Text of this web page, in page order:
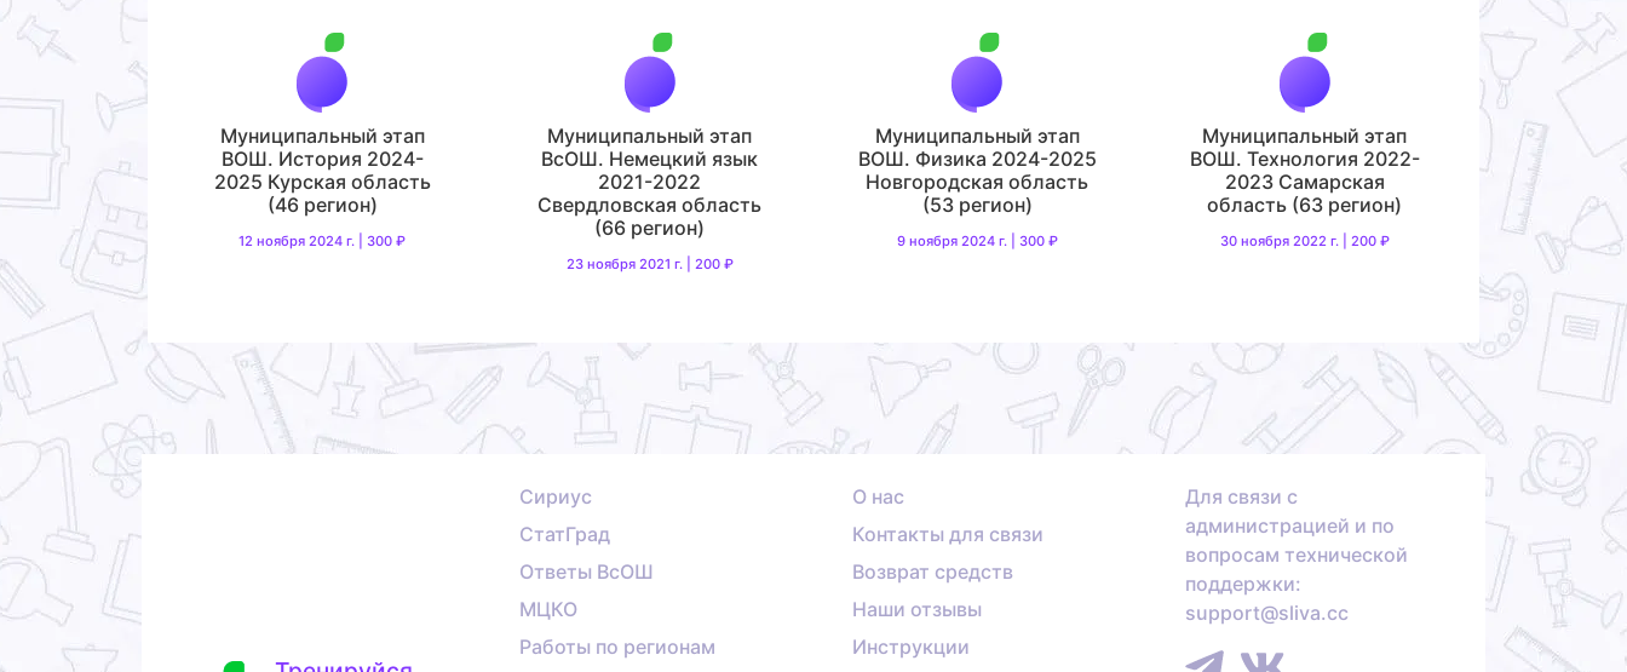
Муниципальный этап
ВОШ. История 2024-
2025 Курская область
(46 регион)
12 ноября 2024 г. | 300 ₽
Муниципальный этап
ВсОШ. Немецкий язык
2021-2022
Свердловская область
(66 регион)
23 ноября 2021 г. | 200 ₽
Муниципальный этап
ВОШ. Физика 2024-2025
Новгородская область
(53 регион)
9 ноября 2024 г. | 300 ₽
Муниципальный этап
ВОШ. Технология 2022-
2023 Самарская
область (63 регион)
30 ноября 2022 г. | 200 ₽
Сириус
СтатГрад
Ответы ВсОШ
МЦКО
Работы по регионам
О нас
Контакты для связи
Возврат средств
Наши отзывы
Инструкции
Для связи с
администрацией и по
вопросам технической
поддержки:
support@sliva.cc